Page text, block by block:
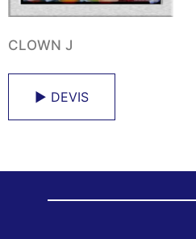
CLOWN J
► DEVIS